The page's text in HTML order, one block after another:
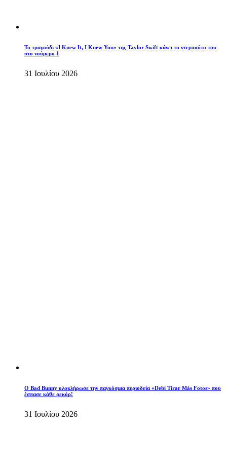
Το τραγούδι «I Knew It, I Knew You» της Taylor Swift κάνει το ντεμπούτο του
στο νούμερο 1
31 Ιουλίου 2026
Ο Bad Bunny ολοκλήρωσε την παγκόσμια περιοδεία «Debí Tirar Más Fotos» που
έσπασε κάθε ρεκόρ!
31 Ιουλίου 2026